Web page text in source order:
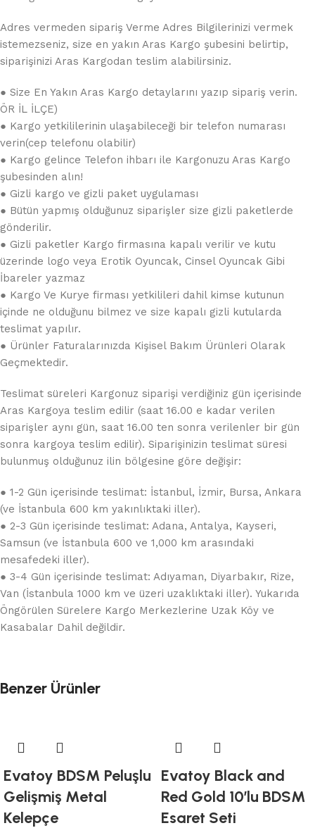
Adres vermeden sipariş Verme Adres Bilgilerinizi vermek
istemezseniz, size en yakın Aras Kargo şubesini belirtip,
siparişinizi Aras Kargodan teslim alabilirsiniz.
● Size En Yakın Aras Kargo detaylarını yazıp sipariş verin.
ÖR İL İLÇE)
● Kargo yetkililerinin ulaşabileceği bir telefon numarası
verin(cep telefonu olabilir)
● Kargo gelince Telefon ihbarı ile Kargonuzu Aras Kargo
şubesinden alın!
● Gizli kargo ve gizli paket uygulaması
● Bütün yapmış olduğunuz siparişler size gizli paketlerde
gönderilir.
● Gizli paketler Kargo firmasına kapalı verilir ve kutu
üzerinde logo veya Erotik Oyuncak, Cinsel Oyuncak Gibi
İbareler yazmaz
● Kargo Ve Kurye firması yetkilileri dahil kimse kutunun
içinde ne olduğunu bilmez ve size kapalı gizli kutularda
teslimat yapılır.
● Ürünler Faturalarınızda Kişisel Bakım Ürünleri Olarak
Geçmektedir.
Teslimat süreleri Kargonuz siparişi verdiğiniz gün içerisinde
Aras Kargoya teslim edilir (saat 16.00 e kadar verilen
siparişler aynı gün, saat 16.00 ten sonra verilenler bir gün
sonra kargoya teslim edilir). Siparişinizin teslimat süresi
bulunmuş olduğunuz ilin bölgesine göre değişir:
● 1-2 Gün içerisinde teslimat: İstanbul, İzmir, Bursa, Ankara
(ve İstanbula 600 km yakınlıktaki iller).
● 2-3 Gün içerisinde teslimat: Adana, Antalya, Kayseri,
Samsun (ve İstanbula 600 ve 1,000 km arasındaki
mesafedeki iller).
● 3-4 Gün içerisinde teslimat: Adıyaman, Diyarbakır, Rize,
Van (İstanbula 1000 km ve üzeri uzaklıktaki iller). Yukarıda
Öngörülen Sürelere Kargo Merkezlerine Uzak Köy ve
Kasabalar Dahil değildir.
Benzer Ürünler
Evatoy BDSM Peluşlu
Gelişmiş Metal
Kelepçe
Evatoy Black and
Red Gold 10’lu BDSM
Esaret Seti